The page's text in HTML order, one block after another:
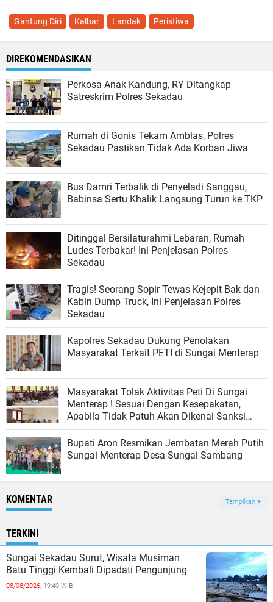
Gantung Diri Kalbar Landak Peristiwa
DIREKOMENDASIKAN
Perkosa Anak Kandung, RY Ditangkap
Satreskrim Polres Sekadau
Rumah di Gonis Tekam Amblas, Polres
Sekadau Pastikan Tidak Ada Korban Jiwa
Bus Damri Terbalik di Penyeladi Sanggau,
Babinsa Sertu Khalik Langsung Turun ke TKP
Ditinggal Bersilaturahmi Lebaran, Rumah
Ludes Terbakar! Ini Penjelasan Polres
Sekadau
Tragis! Seorang Sopir Tewas Kejepit Bak dan
Kabin Dump Truck, Ini Penjelasan Polres
Sekadau
Kapolres Sekadau Dukung Penolakan
Masyarakat Terkait PETI di Sungai Menterap
Masyarakat Tolak Aktivitas Peti Di Sungai
Menterap ! Sesuai Dengan Kesepakatan,
Apabila Tidak Patuh Akan Dikenai Sanksi
Adat Juga Pidana
Bupati Aron Resmikan Jembatan Merah Putih
Sungai Menterap Desa Sungai Sambang
KOMENTAR Tampilkan
TERKINI
Sungai Sekadau Surut, Wisata Musiman
Batu Tinggi Kembali Dipadati Pengunjung
08/08/2026, 19:40 WIB